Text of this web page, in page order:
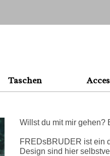
Taschen
Willst du mit mir gehen?
FREDsBRUDER ist ein
Design sind hier